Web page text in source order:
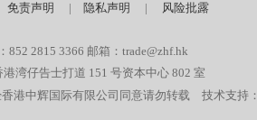
免责声明 | 隐私声明 | 风险批露
852 2815 3366 邮箱：trade@zhf.hk
湾仔告士打道 151 号资本中心 802 室
香港中辉国际有限公司同意请勿转载 技术支持：